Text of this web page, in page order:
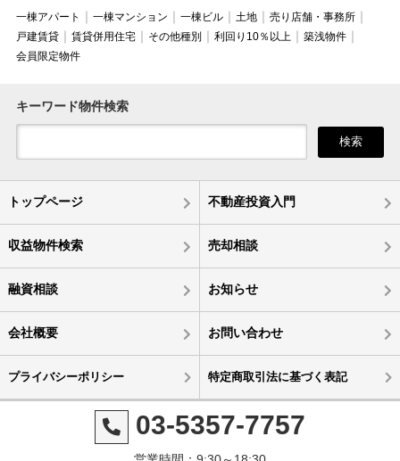
一棟アパート 一棟マンション 一棟ビル 土地
売り店舗・事務所
戸建賃貸
賃貸併用住宅 その他種別 利回り10％以上
築浅物件
会員限定物件
キーワード物件検索
検索
トップページ 不動産投資入門
収益物件検索 売却相談
融資相談 お知らせ
会社概要 お問い合わせ
プライバシーポリシー 特定商取引法に基づく表記
03-5357-7757